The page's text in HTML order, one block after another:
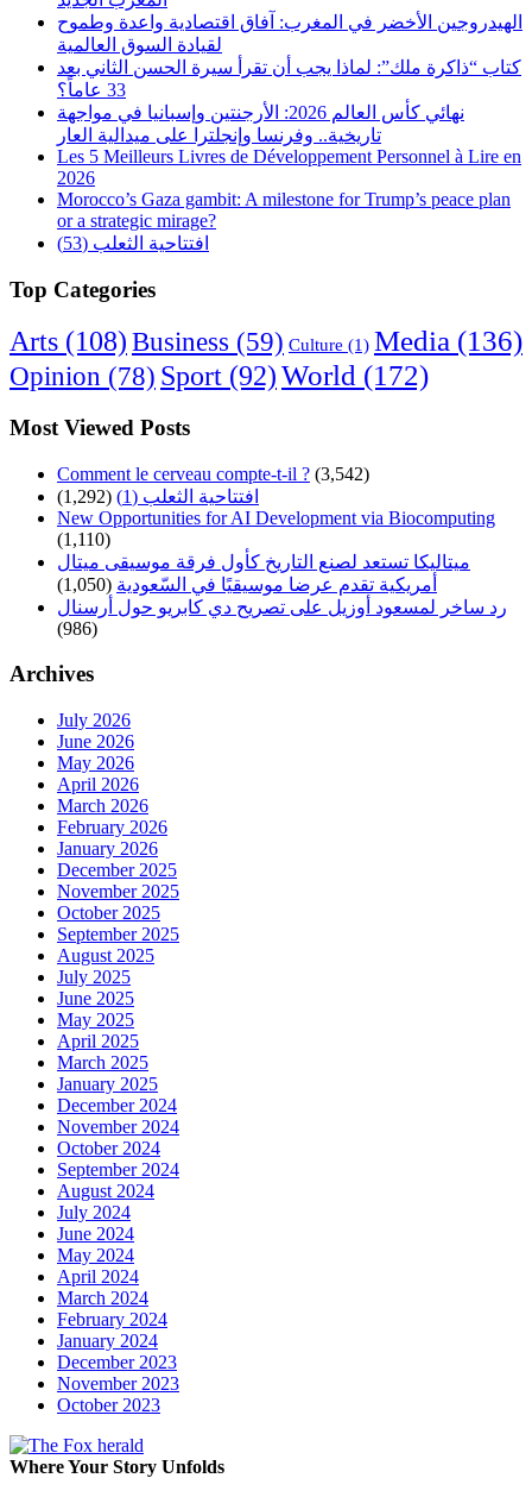
الهيدروجين الأخضر في المغرب: آفاق اقتصادية واعدة وطموح
لقيادة السوق العالمية
كتاب “ذاكرة ملك”: لماذا يجب أن تقرأ سيرة الحسن الثاني بعد
33 عاماً؟
نهائي كأس العالم 2026: الأرجنتين وإسبانيا في مواجهة
تاريخية.. وفرنسا وإنجلترا على ميدالية العار
Les 5 Meilleurs Livres de Développement Personnel à Lire en
2026
Morocco’s Gaza gambit: A milestone for Trump’s peace plan
or a strategic mirage?
افتتاحية الثعلب (53)
Top Categories
Arts (108) Business (59) Culture (1) Media (136)
Opinion (78) Sport (92)World (172)
Most Viewed Posts
Comment le cerveau compte-t-il ? (3,542)
افتتاحية الثعلب (1)
(1,292)
New Opportunities for AI Development via Biocomputing
(1,110)
ميتاليكا تستعد لصنع التاريخ كأول فرقة موسيقى ميتال
أمريكية تقدم عرضا موسيقيًا في السّعودية (1,050)
رد ساخر لمسعود أوزيل على تصريح دي كابريو حول أرسنال
(986)
Archives
July 2026
June 2026
May 2026
April 2026
March 2026
February 2026
January 2026
December 2025
November 2025
October 2025
September 2025
August 2025
July 2025
June 2025
May 2025
April 2025
March 2025
January 2025
December 2024
November 2024
October 2024
September 2024
August 2024
July 2024
June 2024
May 2024
April 2024
March 2024
February 2024
January 2024
December 2023
November 2023
October 2023
Where Your Story Unfolds